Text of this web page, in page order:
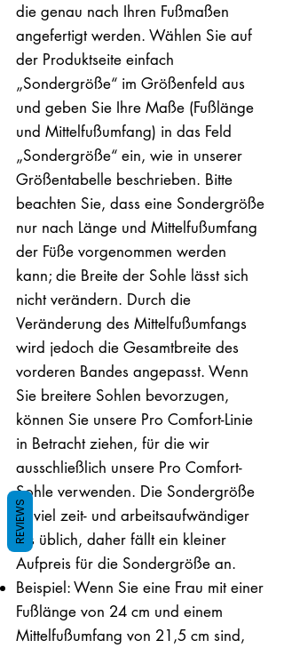
die genau nach Ihren Fußmaßen
angefertigt werden. Wählen Sie auf
der Produktseite einfach
„Sondergröße“ im Größenfeld aus
und geben Sie Ihre Maße (Fußlänge
und Mittelfußumfang) in das Feld
„Sondergröße“ ein, wie in unserer
Größentabelle beschrieben. Bitte
beachten Sie, dass eine Sondergröße
nur nach Länge und Mittelfußumfang
der Füße vorgenommen werden
kann; die Breite der Sohle lässt sich
nicht verändern. Durch die
Veränderung des Mittelfußumfangs
wird jedoch die Gesamtbreite des
vorderen Bandes angepasst. Wenn
Sie breitere Sohlen bevorzugen,
können Sie unsere Pro Comfort-Linie
in Betracht ziehen, für die wir
ausschließlich unsere Pro Comfort-
Sohle verwenden. Die Sondergröße
ist viel zeit- und arbeitsaufwändiger
als üblich, daher fällt ein kleiner
Aufpreis für die Sondergröße an.
Beispiel: Wenn Sie eine Frau mit einer
Fußlänge von 24 cm und einem
Mittelfußumfang von 21,5 cm sind,
REVIEWS